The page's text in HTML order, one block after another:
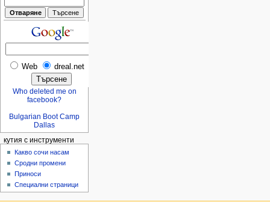
Web dreal.net
Who deleted me on
facebook?
Bulgarian Boot Camp
Dallas
кутия с инструменти
Какво сочи насам
Сродни промени
Приноси
Специални страници